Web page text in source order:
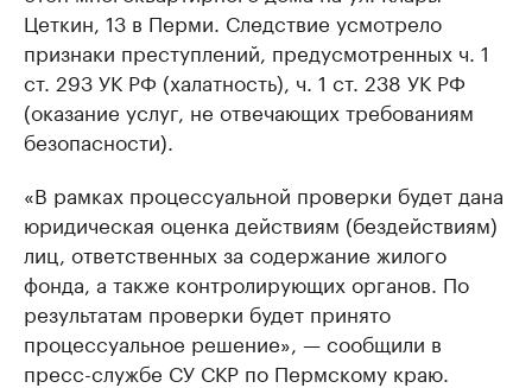
Цеткин, 13 в Перми. Следствие усмотрело
признаки преступлений, предусмотренных ч. 1
ст. 293 УК РФ (халатность), ч. 1 ст. 238 УК РФ
(оказание услуг, не отвечающих требованиям
безопасности).
«В рамках процессуальной проверки будет дана
юридическая оценка действиям (бездействиям)
лиц, ответственных за содержание жилого
фонда, а также контролирующих органов. По
результатам проверки будет принято
процессуальное решение», — сообщили в
пресс-службе СУ СКР по Пермскому краю.